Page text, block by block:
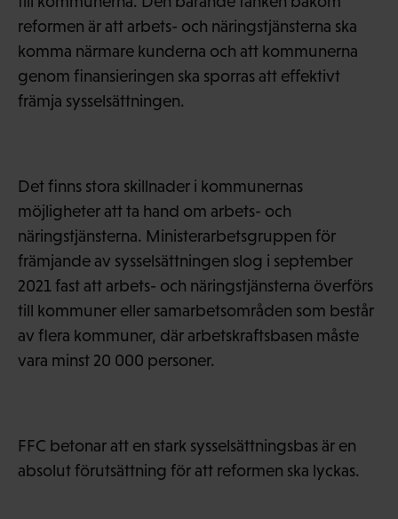
reformen är att arbets- och näringstjänsterna ska
komma närmare kunderna och att kommunerna
genom finansieringen ska sporras att effektivt
främja sysselsättningen.
Det finns stora skillnader i kommunernas
möjligheter att ta hand om arbets- och
näringstjänsterna. Ministerarbetsgruppen för
främjande av sysselsättningen slog i september
2021 fast att arbets- och näringstjänsterna överförs
till kommuner eller samarbetsområden som består
av flera kommuner, där arbetskraftsbasen måste
vara minst 20 000 personer.
FFC betonar att en stark sysselsättningsbas är en
absolut förutsättning för att reformen ska lyckas.